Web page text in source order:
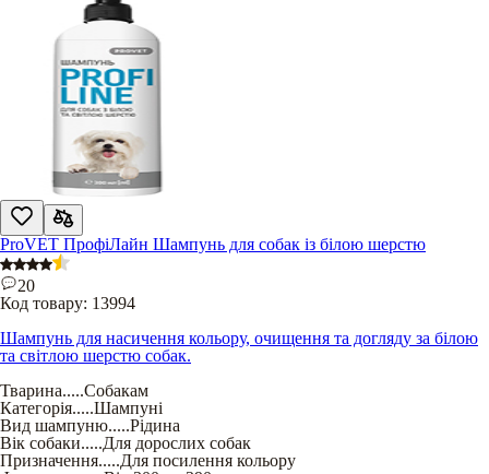
ProVET ПрофіЛайн Шампунь для собак із білою шерстю
20
Код товару: 13994
Шампунь для насичення кольору, очищення та догляду за білою
та світлою шерстю собак.
Тварина.....Собакам
Категорія.....Шампуні
Вид шампуню.....Рідина
Вік собаки.....Для дорослих собак
Призначення.....Для посилення кольору